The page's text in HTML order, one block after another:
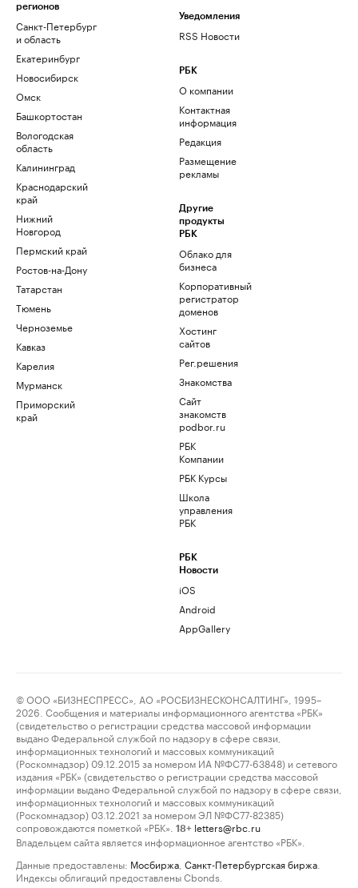
регионов
Санкт-Петербург
и область
Екатеринбург
Новосибирск
Омск
Башкортостан
Вологодская
область
Калининград
Краснодарский
край
Нижний
Новгород
Пермский край
Ростов-на-Дону
Татарстан
Тюмень
Черноземье
Кавказ
Карелия
Мурманск
Приморский
край
Уведомления
RSS Новости
РБК
О компании
Контактная
информация
Редакция
Размещение
рекламы
Другие
продукты
РБК
Облако для
бизнеса
Корпоративный
регистратор
доменов
Хостинг
сайтов
Рег.решения
Знакомства
Сайт
знакомств
podbor.ru
РБК
Компании
РБК Курсы
Школа
управления
РБК
РБК
Новости
iOS
Android
AppGallery
© ООО «БИЗНЕСПРЕСС», АО «РОСБИЗНЕСКОНСАЛТИНГ», 1995–
2026. Сообщения и материалы информационного агентства «РБК»
(свидетельство о регистрации средства массовой информации
выдано Федеральной службой по надзору в сфере связи,
информационных технологий и массовых коммуникаций
(Роскомнадзор) 09.12.2015 за номером ИА №ФС77-63848) и сетевого
издания «РБК» (свидетельство о регистрации средства массовой
информации выдано Федеральной службой по надзору в сфере связи,
информационных технологий и массовых коммуникаций
(Роскомнадзор) 03.12.2021 за номером ЭЛ №ФС77-82385)
сопровождаются пометкой «РБК».
18+ letters@rbc.ru
Владельцем сайта является информационное агентство «РБК».
Данные предоставлены: Мосбиржа Санкт-Петербургская биржа
Индексы облигаций предоставлены Cbonds.